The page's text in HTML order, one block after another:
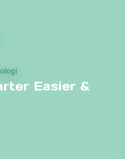
Easier &